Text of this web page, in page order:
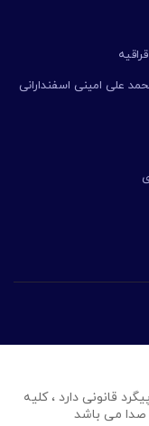
علی امینی اسفندارانی
قانونی دارد ، کلیه
صدا می باشد